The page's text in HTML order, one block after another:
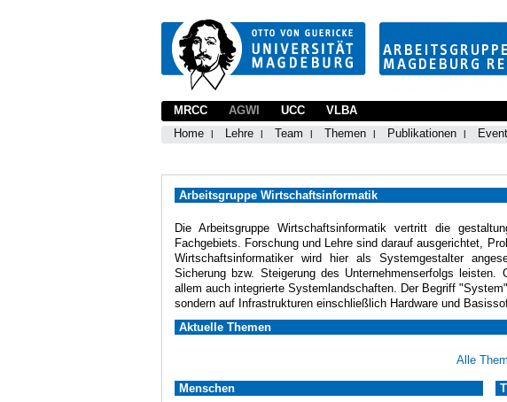
MRCC
AGWI
Home
Lehre Team Themen Publikationen
UCC VLBA
Arbeitsgruppe Wirtschaftsinformatik
Die Arbeitsgruppe Wirtschaftsinformatik vertritt die
Fachgebiets. Forschung und Lehre sind darauf ausgerichtet,
Wirtschaftsinformatiker wird hier als Systemgestalter
Sicherung bzw. Steigerung des Unternehmenserfolgs
allem auch integrierte Systemlandschaften. Der Begriff
sondern auf Infrastrukturen einschließlich Hardware und
Aktuelle Themen
Alle
Menschen